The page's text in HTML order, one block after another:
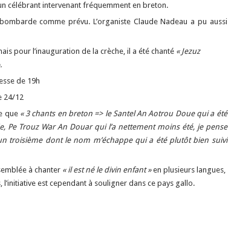
célébrant intervenant fréquemment en breton.
comme prévu. L’organiste Claude Nadeau a pu aussi
pour l’inauguration de la crèche, il a été chanté « Jezuz
de 19h
24/12
que « 3 chants en breton => le Santel An Aotrou Doue qui a été
Pe Trouz War An Douar qui l’a nettement moins été, je pense
troisième dont le nom m’échappe qui a été plutôt bien suivi
à chanter « il est né le divin enfant »en plusieurs langues,
est cependant à souligner dans ce pays gallo.